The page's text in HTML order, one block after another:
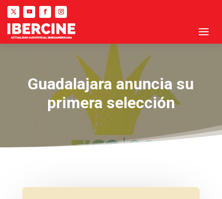
Guadalajara anuncia su
primera selección